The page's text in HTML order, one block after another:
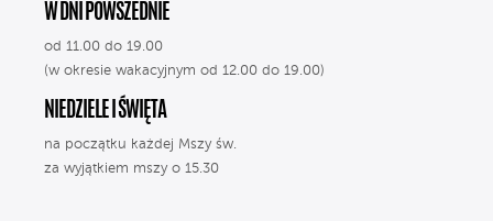
W DNI POWSZEDNIE
od 11.00 do 19.00
(w okresie wakacyjnym od 12.00 do 19.00)
NIEDZIELE I ŚWIĘTA
na początku każdej Mszy św.
za wyjątkiem mszy o 15.30